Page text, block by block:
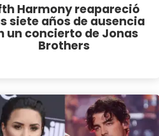
Harmony reapareció
siete años de ausencia
un concierto de Jonas
Brothers